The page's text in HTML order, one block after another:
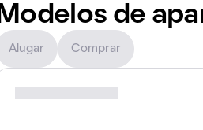
Modelos de
Alugar Comprar